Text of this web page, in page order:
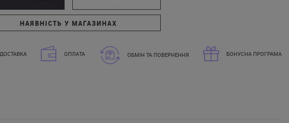
НАЯВНІСТЬ У МАГАЗИНАХ
ДОСТАВКА ОПЛАТА ОБМІН ТА ПОВЕРНЕННЯ БОНУСНА ПРОГРАМА